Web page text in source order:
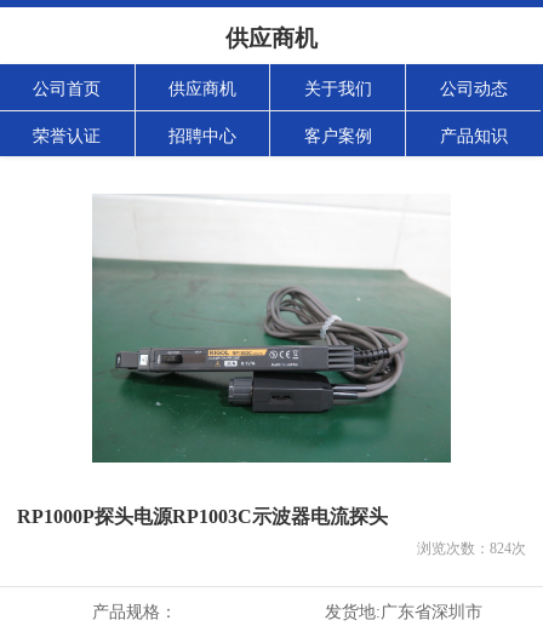
供应商机
公司首页 供应商机 关于我们 公司动态
荣誉认证 招聘中心 客户案例 产品知识
RP1000P探头电源RP1003C示波器电流探头
浏览次数： 824次
产品规格： 发货地:广东省深圳市